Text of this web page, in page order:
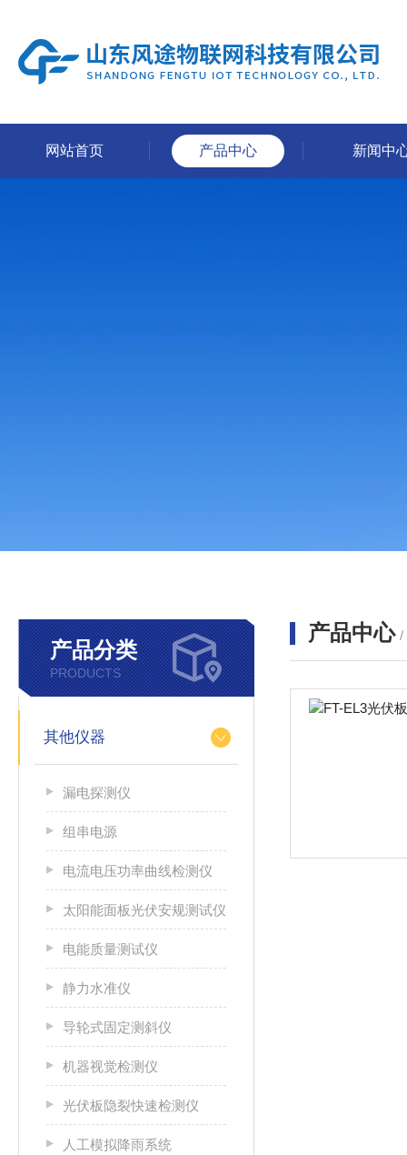
网站首页 产品中心 新闻中
产品分类
PRODUCTS
其他仪器
漏电探测仪
组串电源
电流电压功率曲线检测仪
太阳能面板光伏安规测试仪
电能质量测试仪
静力水准仪
导轮式固定测斜仪
机器视觉检测仪
光伏板隐裂快速检测仪
人工模拟降雨系统
产品中心 /